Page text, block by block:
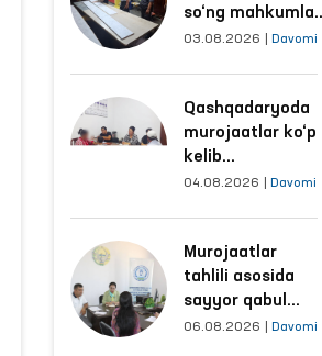
so‘ng mahkumlar
mehnat
sharoitlar
yaxshilandi
03.08.2026 Davomi
Qashqadaryoda
murojaatlar ko‘p
kelib
tushayotgan
yo‘lga qo‘yildi
04.08.2026 Davomi
Murojaatlar
tahlili asosida
sayyor qabul
o‘tkaziladigan
06.08.2026 Davomi